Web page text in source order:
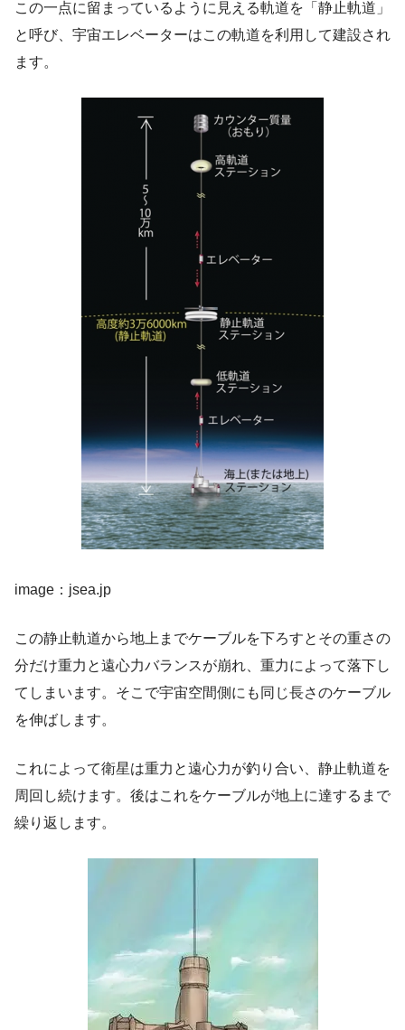
この一点に留まっているように見える軌道を「静止軌道」
と呼び、宇宙エレベーターはこの軌道を利用して建設され
ます。
image：jsea.jp
この静止軌道から地上までケーブルを下ろすとその重さの
分だけ重力と遠心力バランスが崩れ、重力によって落下し
てしまいます。そこで宇宙空間側にも同じ長さのケーブル
を伸ばします。
これによって衛星は重力と遠心力が釣り合い、静止軌道を
周回し続けます。後はこれをケーブルが地上に達するまで
繰り返します。